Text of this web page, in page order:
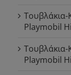
Playmobil
Playmobil